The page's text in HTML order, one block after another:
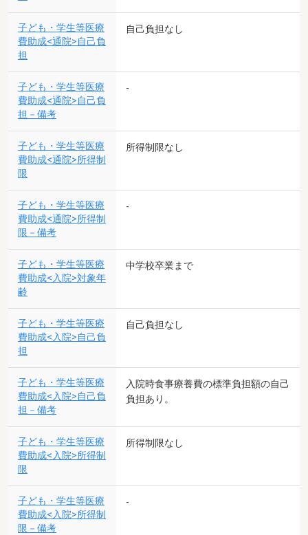
子ども・学生等医療
費助成<通院>自己負
担
自己負担なし
子ども・学生等医療
費助成<通院>自己負
担－備考
-
子ども・学生等医療
費助成<通院>所得制
限
所得制限なし
子ども・学生等医療
費助成<通院>所得制
限－備考
-
子ども・学生等医療
費助成<入院>対象年
齢
中学校卒業まで
子ども・学生等医療
費助成<入院>自己負
担
自己負担なし
子ども・学生等医療
費助成<入院>自己負
担－備考
入院時食事療養費の標準負担額の自己
負担あり。
子ども・学生等医療
費助成<入院>所得制
限
所得制限なし
子ども・学生等医療
費助成<入院>所得制
限－備考
-